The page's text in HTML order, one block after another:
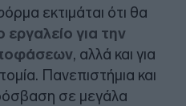
εκτιμάται ότι θα
εργαλείο για την
, αλλά και για
Πανεπιστήμια και
σε μεγάλα